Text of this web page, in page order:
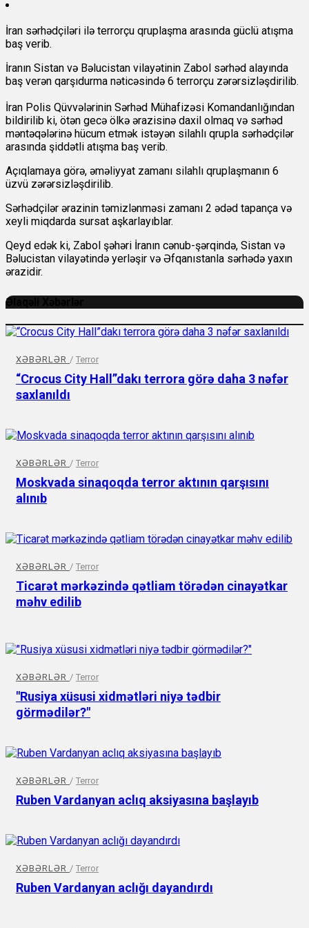
İran sərhədçiləri ilə terrorçu qruplaşma arasında güclü atışma
baş verib.
İranın Sistan və Bəlucistan vilayətinin Zabol sərhəd alayında
baş verən qarşıdurma nəticəsində 6 terrorçu zərərsizləşdirilib.
İran Polis Qüvvələrinin Sərhəd Mühafizəsi Komandanlığından
bildirilib ki, ötən gecə ölkə ərazisinə daxil olmaq və sərhəd
məntəqələrinə hücum etmək istəyən silahlı qrupla sərhədçilər
arasında şiddətli atışma baş verib.
Açıqlamaya görə, əməliyyat zamanı silahlı qruplaşmanın 6
üzvü zərərsizləşdirilib.
Sərhədçilər ərazinin təmizlənməsi zamanı 2 ədəd tapança və
xeyli miqdarda sursat aşkarlayıblar.
Qeyd edək ki, Zabol şəhəri İranın cənub-şərqində, Sistan və
Bəlucistan vilayətində yerləşir və Əfqanıstanla sərhədə yaxın
ərazidir.
Əlaqəli Xəbərlər
XƏBƏRLƏR / Terror
“Crocus City Hall”dakı terrora görə daha 3 nəfər
saxlanıldı
XƏBƏRLƏR / Terror
Moskvada sinaqoqda terror aktının qarşısını
alınıb
XƏBƏRLƏR / Terror
Ticarət mərkəzində qətliam törədən cinayətkar
məhv edilib
XƏBƏRLƏR / Terror
"Rusiya xüsusi xidmətləri niyə tədbir
görmədilər?"
XƏBƏRLƏR / Terror
Ruben Vardanyan aclıq aksiyasına başlayıb
XƏBƏRLƏR / Terror
Ruben Vardanyan aclığı dayandırdı